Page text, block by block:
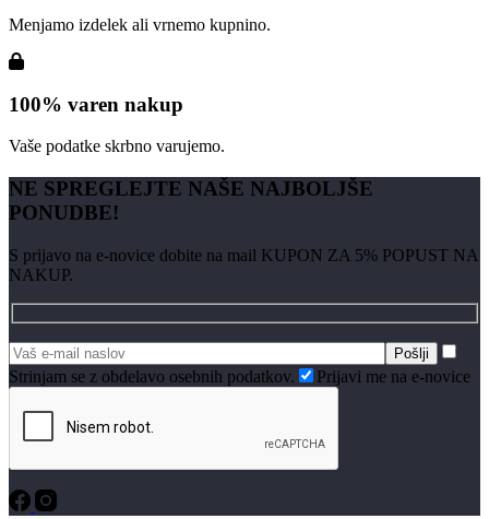
Menjamo izdelek ali vrnemo kupnino.
100% varen nakup
Vaše podatke skrbno varujemo.
NE SPREGLEJTE NAŠE NAJBOLJŠE
PONUDBE!
S prijavo na e-novice dobite na mail KUPON ZA 5% POPUST NA
NAKUP.
Strinjam se z obdelavo osebnih podatkov. Prijavi me na e-novice